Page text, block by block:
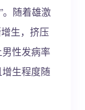
。随着雄激
生，挤压
性发病率
生程度随